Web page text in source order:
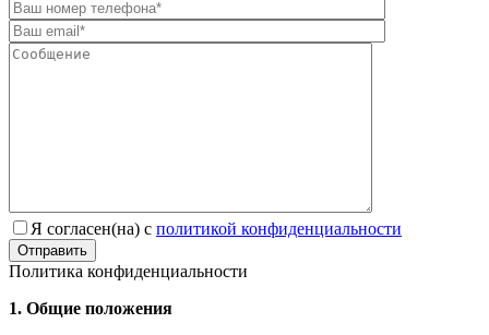
Я согласен(на) с политикой конфиденциальности
Отправить
Политика конфиденциальности
1. Общие положения